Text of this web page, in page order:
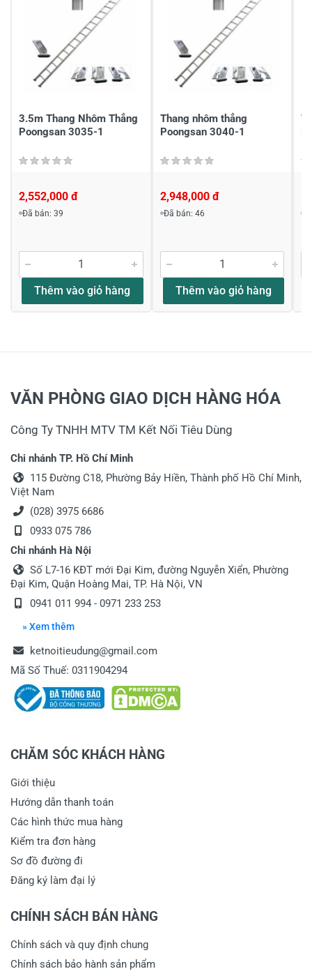
CÓ BÁN TRẢ GÓP KHÔNG
SẢN PHẨM ĐEP, MUỐN MUA TRẢ GÓP 6 THÁNG
TY CÓ ĐỒNG Ý KHÔNG - LIÊN HỆ 0909.133468
LOKI PHAN
tốt mà giá cả phù hợp, nhân viên ketnoitieudung
giao hàng đúng thời gian và tư vấn nhiệt tình
Cảm ơn Loki Phan đã tin dùng dịch vụ cũng
22/03/2019
Thang nhôm Poongsan PS-45
tốt mà giá cả phù hợp, nhân viên ketnoitieudung
giao hàng đúng thời gian và tư vấn nhiệt tình.
Cảm ơn quý khách đã tin tưởng sử dụng
thang nhôm cap cấp Poongsan Hàn Quốc
vì an toàn KNTD sẽ phân phối những mẫu
thang nhôm chất lượng cao như Poongsan.
Xin thông tin đến anh!
14/11/2016
Lê Huy Viết
Thang nhìn rất chắc chắn, sử dụng rất an tâm, nhân
nhiệt tình
thang nhôm cap cấp Poongsan Hàn Quốc
vì an toàn KNTD sẽ phân phối những mẫu
thang nhôm chất lượng cao như Poongsan.
Xin thông tin đến anh!
29/10/2016
3.5m Thang Nhôm Thẳng
Poongsan 3035-1
2,552,000 đ
Đã bán: 39
Thêm vào giỏ hàng
Thang nhôm thẳng
Poongsan 3040-1
2,948,000 đ
Đã bán: 46
Thêm vào giỏ hàng
VĂN PHÒNG GIAO DỊCH HÀNG HÓA
Công Ty TNHH MTV TM Kết Nối Tiêu Dùng
Chi nhánh TP. Hồ Chí Minh
115 Đường C18, Phường Bảy Hiền, Thành phố Hồ Chí Minh,
Việt Nam
(028) 3975 6686
0933 075 786
Chi nhánh Hà Nội
Số L7-16 KĐT mới Đại Kim, đường Nguyễn Xiển, Phường
Đại Kim, Quận Hoàng Mai, TP. Hà Nội, VN
0941 011 994 - 0971 233 253
» Xem thêm
ketnoitieudung@gmail.com
Mã Số Thuế: 0311904294
CHĂM SÓC KHÁCH HÀNG
Giới thiệu
Hướng dẫn thanh toán
Các hình thức mua hàng
Kiểm tra đơn hàng
Sơ đồ đường đi
Đăng ký làm đại lý
CHÍNH SÁCH BÁN HÀNG
Chính sách và quy định chung
Chính sách bảo hành sản phẩm